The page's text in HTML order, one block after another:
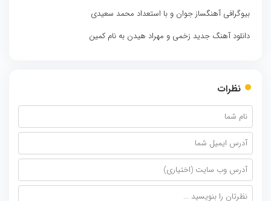
بیوگرافی آهنگساز جوان و با استعداد محمد سعیدی
دانلود آهنگ جدید زخمی و مهراد هیدن به نام کمین
نظرات